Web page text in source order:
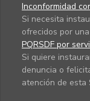
Inconformidad
Si necesita
ofrecidos por
PQRSDF por
Si quiere
denuncia o
atención de esta